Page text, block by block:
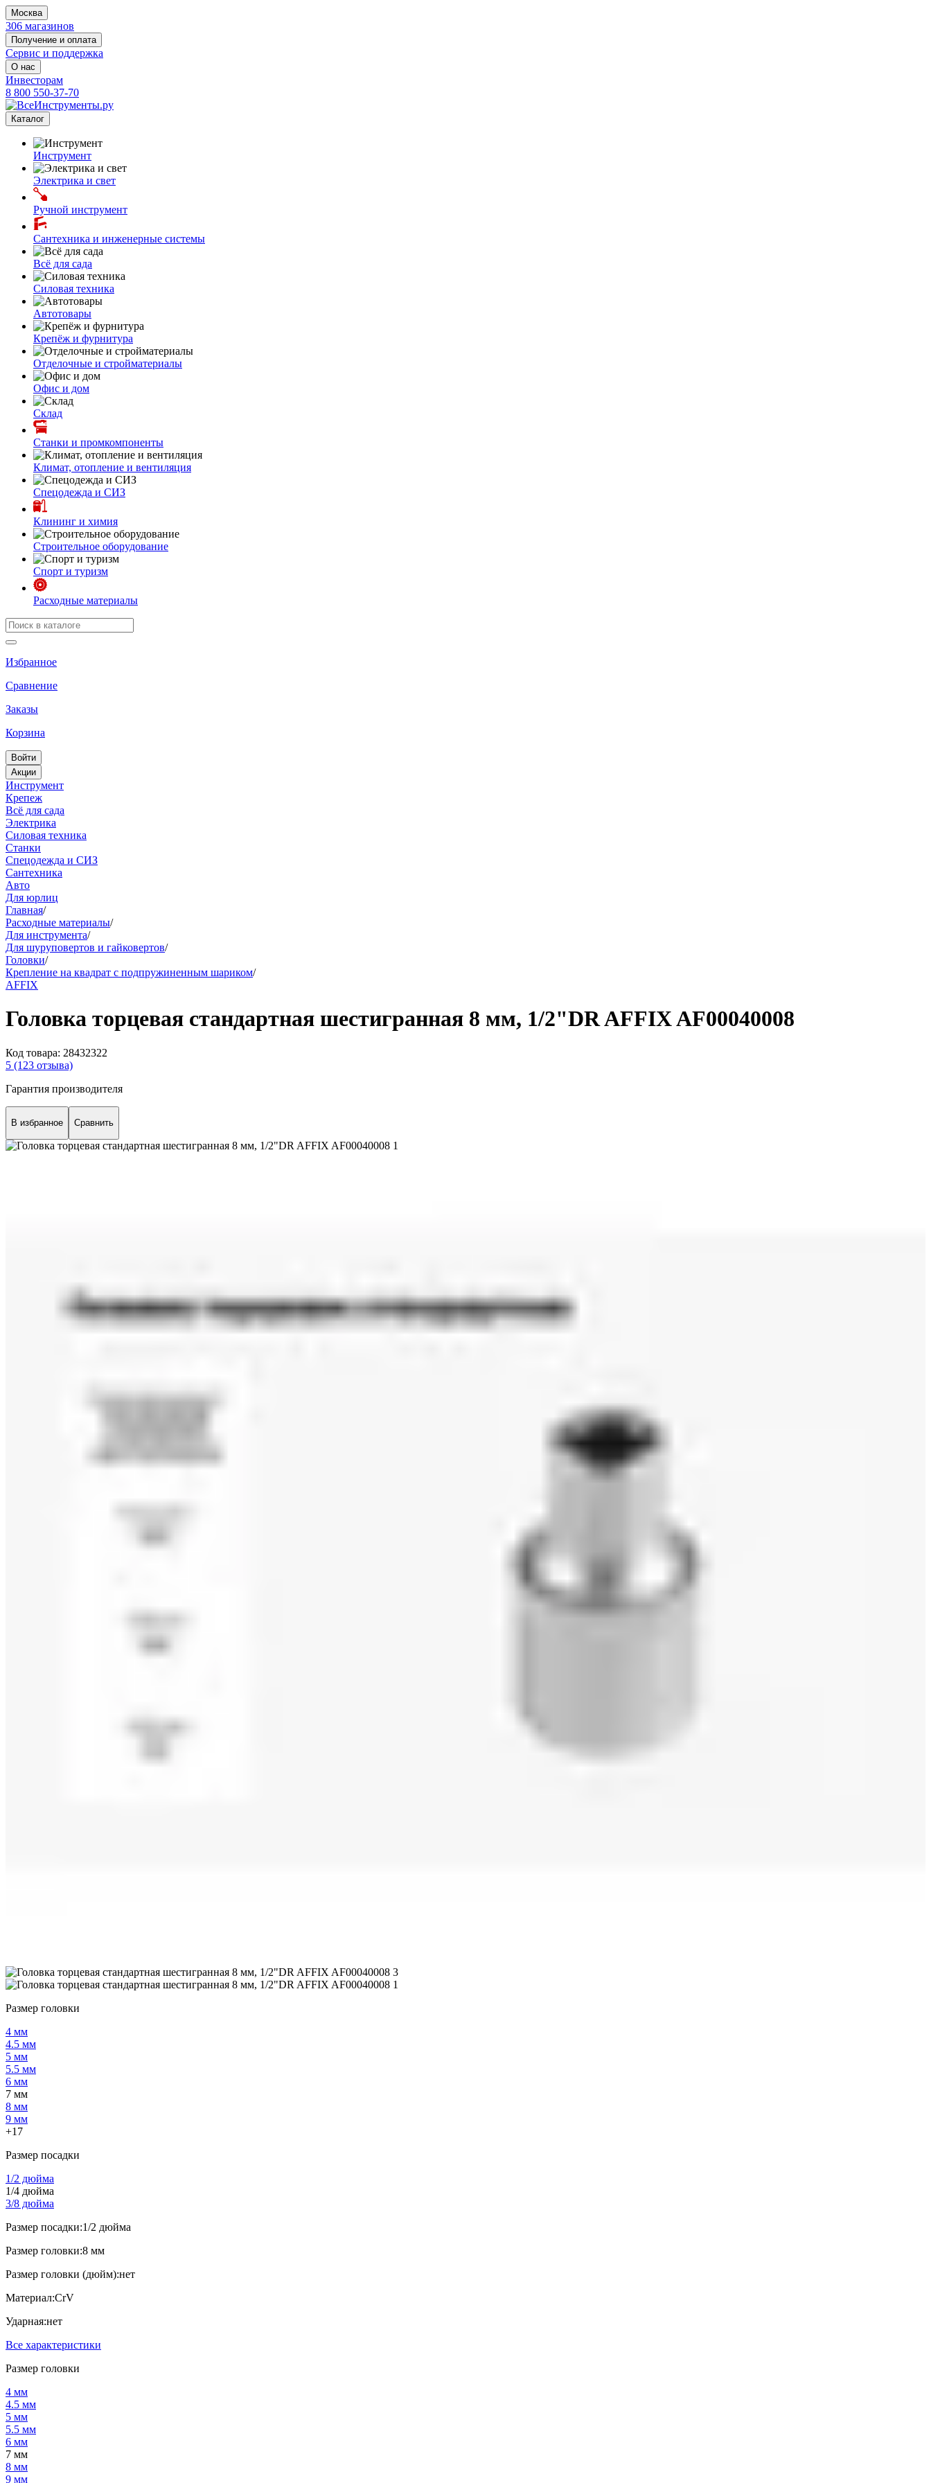
Москва
306 магазинов
Получение и оплата
Сервис и поддержка
О нас
Инвесторам
8 800 550-37-70
Каталог
Инструмент
Электрика и свет
Ручной инструмент
Сантехника и инженерные системы
Всё для сада
Силовая техника
Автотовары
Крепёж и фурнитура
Отделочные и стройматериалы
Офис и дом
Склад
Станки и промкомпоненты
Климат, отопление и вентиляция
Спецодежда и СИЗ
Клининг и химия
Строительное оборудование
Спорт и туризм
Расходные материалы
Избранное
Сравнение
Заказы
Корзина
Войти
Акции
Инструмент
Крепеж
Всё для сада
Электрика
Силовая техника
Станки
Спецодежда и СИЗ
Сантехника
Авто
Для юрлиц
Главная/
Расходные материалы/
Для инструмента/
Для шуруповертов и гайковертов/
Головки/
Крепление на квадрат с подпружиненным шариком/
AFFIX
Головка торцевая стандартная шестигранная 8 мм, 1/2"DR AFFIX AF00040008
Код товара: 28432322
5 (123 отзыва)
Гарантия производителя
В избранное Сравнить
Размер головки
4 мм
4.5 мм
5 мм
5.5 мм
6 мм
7 мм
8 мм
9 мм
+17
Размер посадки
1/2 дюйма
1/4 дюйма
3/8 дюйма
Размер посадки:1/2 дюйма
Размер головки:8 мм
Размер головки (дюйм):нет
Материал:CrV
Ударная:нет
Все характеристики
Размер головки
4 мм
4.5 мм
5 мм
5.5 мм
6 мм
7 мм
8 мм
9 мм